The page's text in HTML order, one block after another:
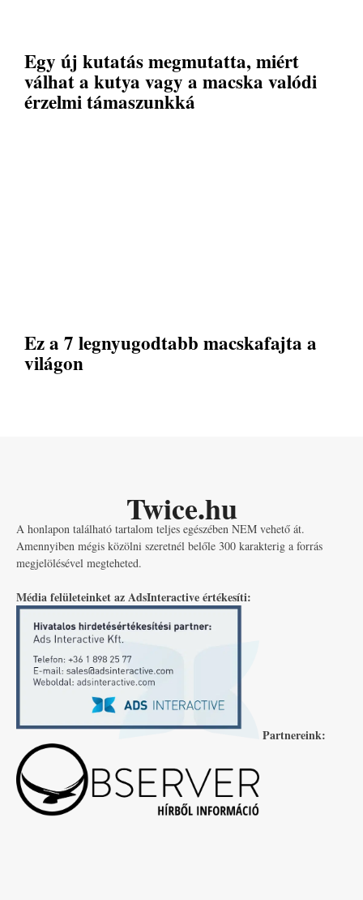
Egy új kutatás megmutatta, miért
válhat a kutya vagy a macska valódi
érzelmi támaszunkká
Ez a 7 legnyugodtabb macskafajta a
világon
Twice.hu
A honlapon található tartalom teljes egészében NEM vehető át.
Amennyiben mégis közölni szeretnél belőle 300 karakterig a forrás
megjelölésével megteheted.
Média felületeinket az AdsInteractive értékesíti:
Partnereink: